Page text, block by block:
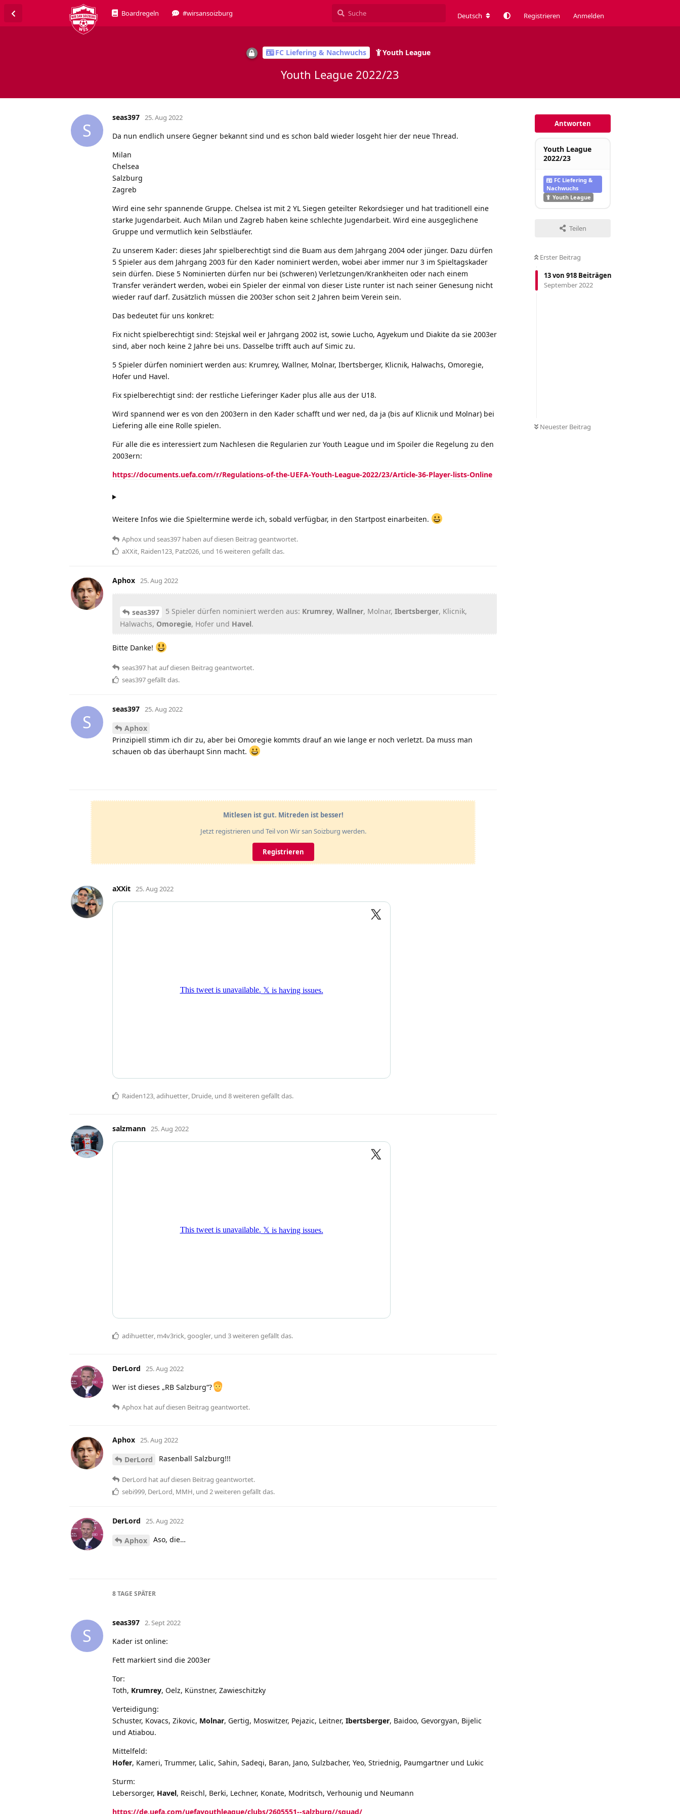
Boardregeln #wirsansoizburg Deutsch Registrieren Anmelden
FC Liefering & Nachwuchs Youth League
Youth League 2022/23
Antworten
Youth League
2022/23
FC Liefering &
Nachwuchs
Youth League
Teilen
Erster Beitrag
13von 918 Beiträgen
September 2022
Neuester Beitrag
S
seas397 25. Aug 2022
Da nun endlich unsere Gegner bekannt sind und es schon bald wieder losgeht hier der neue Thread.
Milan
Chelsea
Salzburg
Zagreb
Wird eine sehr spannende Gruppe. Chelsea ist mit 2 YL Siegen geteilter Rekordsieger und hat traditionell eine
starke Jugendarbeit. Auch Milan und Zagreb haben keine schlechte Jugendarbeit. Wird eine ausgeglichene
Gruppe und vermutlich kein Selbstläufer.
Zu unserem Kader: dieses Jahr spielberechtigt sind die Buam aus dem Jahrgang 2004 oder jünger. Dazu dürfen
5 Spieler aus dem Jahrgang 2003 für den Kader nominiert werden, wobei aber immer nur 3 im Spieltagskader
sein dürfen. Diese 5 Nominierten dürfen nur bei (schweren) Verletzungen/Krankheiten oder nach einem
Transfer verändert werden, wobei ein Spieler der einmal von dieser Liste runter ist nach seiner Genesung nicht
wieder rauf darf. Zusätzlich müssen die 2003er schon seit 2 Jahren beim Verein sein.
Das bedeutet für uns konkret:
Fix nicht spielberechtigt sind: Stejskal weil er Jahrgang 2002 ist, sowie Lucho, Agyekum und Diakite da sie 2003er
sind, aber noch keine 2 Jahre bei uns. Dasselbe trifft auch auf Simic zu.
5 Spieler dürfen nominiert werden aus: Krumrey, Wallner, Molnar, Ibertsberger, Klicnik, Halwachs, Omoregie,
Hofer und Havel.
Fix spielberechtigt sind: der restliche Lieferinger Kader plus alle aus der U18.
Wird spannend wer es von den 2003ern in den Kader schafft und wer ned, da ja (bis auf Klicnik und Molnar) bei
Liefering alle eine Rolle spielen.
Für alle die es interessiert zum Nachlesen die Regularien zur Youth League und im Spoiler die Regelung zu den
2003ern:
https://documents.uefa.com/r/Regulations-of-the-UEFA-Youth-League-2022/23/Article-36-Player-lists-Online
Weitere Infos wie die Spieltermine werde ich, sobald verfügbar, in den Startpost einarbeiten.
Aphox und seas397 haben auf diesen Beitrag geantwortet.
aXXit, Raiden123, Patz026, und 16weiteren gefällt das.
Aphox 25. Aug 2022
seas397 5 Spieler dürfen nominiert werden aus: Krumrey, Wallner, Molnar, Ibertsberger, Klicnik,
Halwachs, Omoregie, Hofer und Havel.
Bitte Danke!
seas397 hatauf diesen Beitrag geantwortet.
seas397gefällt das.
S
seas397 25. Aug 2022
Aphox
Prinzipiell stimm ich dir zu, aber bei Omoregie kommts drauf an wie lange er noch verletzt. Da muss man
schauen ob das überhaupt Sinn macht.
Mitlesen ist gut. Mitreden ist besser!
Jetzt registrieren und Teil von Wir san Soizburg werden.
Registrieren
aXXit 25. Aug 2022
Raiden123,adihuetter, Druide, und 8weiteren gefällt das.
salzmann 25. Aug 2022
adihuetter, m4v3rick,googler, und 3weiteren gefällt das.
DerLord 25. Aug 2022
Wer ist dieses „RB Salzburg“?
Aphox hatauf diesen Beitrag geantwortet.
Aphox 25. Aug 2022
DerLord Rasenball Salzburg!!!
DerLord hatauf diesen Beitrag geantwortet.
sebi999, DerLord, MMH, und 2weiteren gefällt das.
DerLord 25. Aug 2022
Aphox Aso, die…
8 TAGE SPÄTER
S
seas397 2. Sept 2022
Kader ist online:
Fett markiert sind die 2003er
Tor:
Toth, Krumrey, Oelz, Künstner, Zawieschitzky
Verteidigung:
Schuster, Kovacs, Zikovic, Molnar, Gertig, Moswitzer, Pejazic, Leitner, Ibertsberger, Baidoo, Gevorgyan, Bijelic
und Atiabou.
Mittelfeld:
Hofer, Kameri, Trummer, Lalic, Sahin, Sadeqi, Baran, Jano, Sulzbacher, Yeo, Striednig, Paumgartner und Lukic
Sturm:
Lebersorger, Havel, Reischl, Berki, Lechner, Konate, Modritsch, Verhounig und Neumann
https://de.uefa.com/uefayouthleague/clubs/2605551--salzburg//squad/